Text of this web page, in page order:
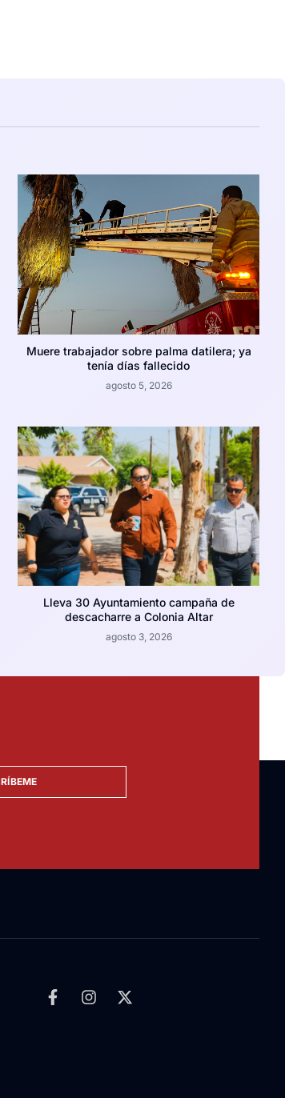
Muere trabajador sobre palma datilera; ya
tenía días fallecido
agosto 5, 2026
Lleva 30 Ayuntamiento campaña de
descacharre a Colonia Altar
agosto 3, 2026